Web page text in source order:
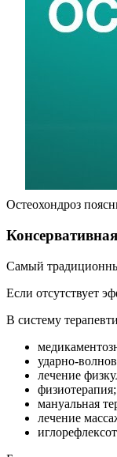
Остеохондроз
Самый
Если отсутствует
В систему
ударно-
лечение
физиотерапия;
мануальная
лечение